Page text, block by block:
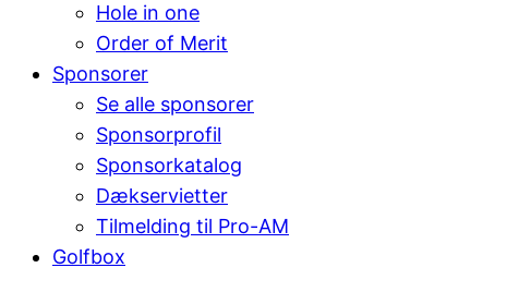
Hole in one
Order of Merit
Sponsorer
Se alle sponsorer
Sponsorprofil
Sponsorkatalog
Dækservietter
Tilmelding til Pro-AM
Golfbox